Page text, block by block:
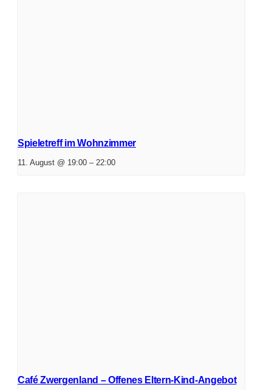
Spieletreff im Wohnzimmer
11. August @ 19:00 – 22:00
Café Zwergenland – Offenes Eltern-Kind-Angebot